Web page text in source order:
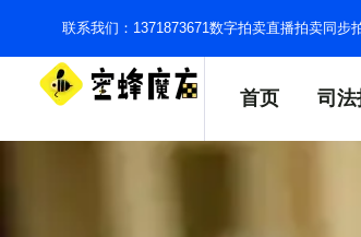
联系我们：1371873671数字拍卖直播拍卖同步
首页 司法